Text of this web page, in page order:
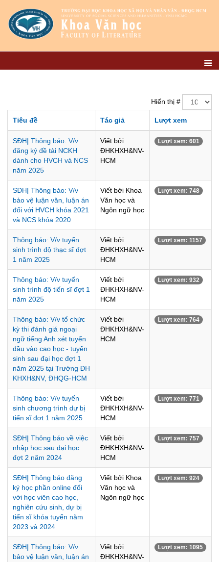
Hiển thị #
Tiêu đề Tác giả Lượt xem
SĐH| Thông báo: V/v
đăng ký đề tài NCKH
dành cho HVCH và NCS
năm 2025
Viết bởi
ĐHKHXH&NV-
HCM
Lượt xem: 601
SĐH| Thông báo: V/v
bảo vệ luận văn, luận án
đối với HVCH khóa 2021
và NCS khóa 2020
Viết bởi Khoa
Văn học và
Ngôn ngữ học
Lượt xem: 748
Thông báo: V/v tuyển
sinh trình độ thạc sĩ đợt
1 năm 2025
Viết bởi
ĐHKHXH&NV-
HCM
Lượt xem: 1157
Thông báo: V/v tuyển
sinh trình độ tiến sĩ đợt 1
năm 2025
Viết bởi
ĐHKHXH&NV-
HCM
Lượt xem: 932
Thông báo: V/v tổ chức
kỳ thi đánh giá ngoại
ngữ tiếng Anh xét tuyển
đầu vào cao học - tuyển
sinh sau đại học đợt 1
năm 2025 tại Trường ĐH
KHXH&NV, ĐHQG-HCM
Viết bởi
ĐHKHXH&NV-
HCM
Lượt xem: 764
Thông báo: V/v tuyển
sinh chương trình dự bị
tiến sĩ đợt 1 năm 2025
Viết bởi
ĐHKHXH&NV-
HCM
Lượt xem: 771
SĐH| Thông báo về việc
nhập học sau đại học
đợt 2 năm 2024
Viết bởi
ĐHKHXH&NV-
HCM
Lượt xem: 757
SĐH| Thông báo đăng
ký học phần online đối
với học viên cao học,
nghiên cứu sinh, dự bị
tiến sĩ khóa tuyển năm
2023 và 2024
Viết bởi Khoa
Văn học và
Ngôn ngữ học
Lượt xem: 924
SĐH| Thông báo: V/v
bảo vệ luận văn, luận án
Viết bởi
ĐHKHXH&NV-
Lượt xem: 1095